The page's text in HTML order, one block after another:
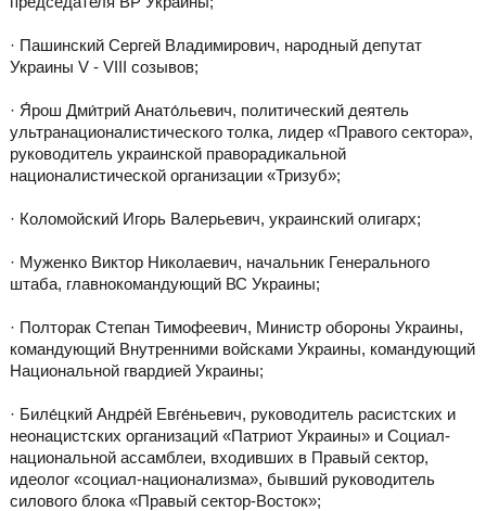
· Пашинский Сергей Владимирович, народный депутат
Украины V - VIII созывов;
· Я́рош Дми́трий Анато́льевич, политический деятель
ультранационалистического толка, лидер «Правого сектора»,
руководитель украинской праворадикальной
националистической организации «Тризуб»;
· Коломойский Игорь Валерьевич, украинский олигарх;
· Муженко Виктор Николаевич, начальник Генерального
штаба, главнокомандующий ВС Украины;
· Полторак Степан Тимофеевич, Министр обороны Украины,
командующий Внутренними войсками Украины, командующий
Национальной гвардией Украины;
· Биле́цкий Андре́й Евге́ньевич, руководитель расистских и
неонацистских организаций «Патриот Украины» и Социал-
национальной ассамблеи, входивших в Правый сектор,
идеолог «социал-национализма», бывший руководитель
силового блока «Правый сектор-Восток»;